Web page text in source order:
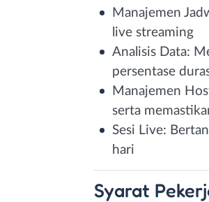
Manajemen
live streaming
Analisis Data:
persentase
Manajemen
serta
Sesi Live:
hari
Syarat